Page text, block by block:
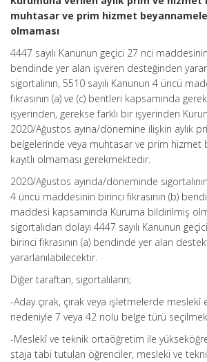
muhtasar ve prim hizmet
olmaması
4447 sayılı Kanunun geçici 27 nci maddesinin
bendinde yer alan işveren desteğinden
sigortalının, 5510 sayılı Kanunun 4 üncü
fıkrasının (a) ve (c) bentleri kapsamında gerek
işyerinden, gerekse farklı bir işyerinden
2020/Ağustos ayına/dönemine ilişkin aylık
belgelerinde veya muhtasar ve prim hizmet
kayıtlı olmaması gerekmektedir.
2020/Ağustos ayında/döneminde
4 üncü maddesinin birinci fıkrasının (b)
maddesi kapsamında Kuruma bildirilmiş
sigortalıdan dolayı 4447 sayılı Kanunun
birinci fıkrasının (a) bendinde yer alan
yararlanılabilecektir.
Diğer taraftan, sigortalıların;
-Aday çırak, çırak veya işletmelerde meslekî
nedeniyle 7 veya 42 nolu belge türü
-Meslekî ve teknik ortaöğretim ile
staja tabi tutulan öğrenciler, mesleki ve